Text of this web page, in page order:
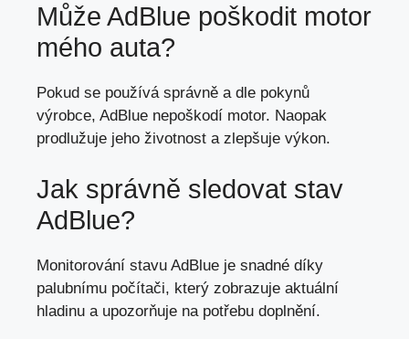
Může AdBlue poškodit motor
mého auta?
Pokud se používá správně a dle pokynů
výrobce, AdBlue nepoškodí motor. Naopak
prodlužuje jeho životnost a zlepšuje výkon.
Jak správně sledovat stav
AdBlue?
Monitorování stavu AdBlue je snadné díky
palubnímu počítači, který zobrazuje aktuální
hladinu a upozorňuje na potřebu doplnění.